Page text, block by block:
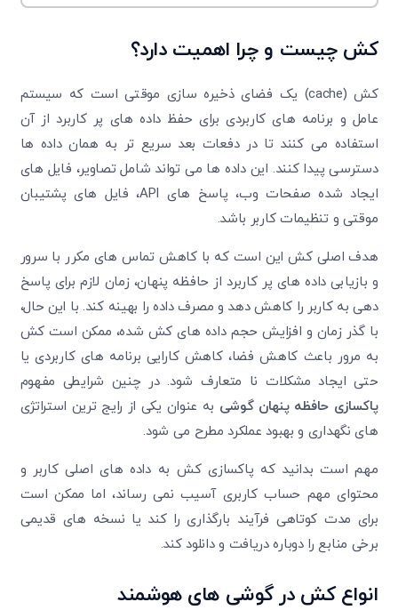
کش چیست و چرا اهمیت دارد؟
کش (cache) یک فضای ذخیره ‌سازی موقتی است که سیستم‌
عامل و برنامه های کاربردی برای حفظ داده‌ های پر کاربرد از آن
استفاده می‌ کنند تا در دفعات بعد سریع ‌تر به همان داده‌ ها
دسترسی پیدا کنند. این داده‌ ها می ‌تواند شامل تصاویر، فایل ‌های
ایجاد شده صفحات وب، پاسخ ‌های API، فایل‌ های پشتیبان
موقتی و تنظیمات کاربر باشد.
هدف اصلی کش این است که با کاهش تماس ‌های مکرر با سرور
و بازیابی داده ‌های پر کاربرد از حافظه پنهان، زمان لازم برای پاسخ
‌دهی به کاربر را کاهش دهد و مصرف داده را بهینه کند. با این حال،
با گذر زمان و افزایش حجم داده ‌های کش شده، ممکن است کش
به مرور باعث کاهش فضا، کاهش کارایی برنامه های کاربردی یا
حتی ایجاد مشکلات نا متعارف شود. در چنین شرایطی مفهوم
پاکسازی حافظه پنهان گوشی به عنوان یکی از رایج ‌ترین استراتژی‌
های نگهداری و بهبود عملکرد مطرح می ‌شود.
مهم است بدانید که پاکسازی کش به داده ‌های اصلی کاربر و
محتوای مهم حساب کاربری آسیب نمی ‌رساند، اما ممکن است
برای مدت کوتاهی فرآیند بارگذاری را کند یا نسخه‌ های قدیمی
برخی منابع را دوباره دریافت و دانلود کند.
انواع کش در گوشی‌ های هوشمند